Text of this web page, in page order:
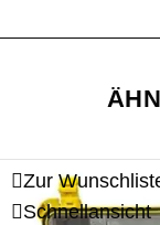
Zur
Schnellansicht